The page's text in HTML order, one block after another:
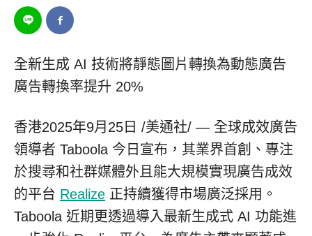
全新生成 AI 技術將靜態圖片轉換為動態廣告
廣告轉換率提升 20%
香港2025年9月25日 /美通社/ — 全球成效廣告
領導者 Taboola 今日宣布，其業界首創、專注
於搜尋和社群媒體外且能大規模實現廣告成效
的平台 Realize 正持續獲得市場廣泛採用。
Taboola 近期更透過導入最新生成式 AI 功能進